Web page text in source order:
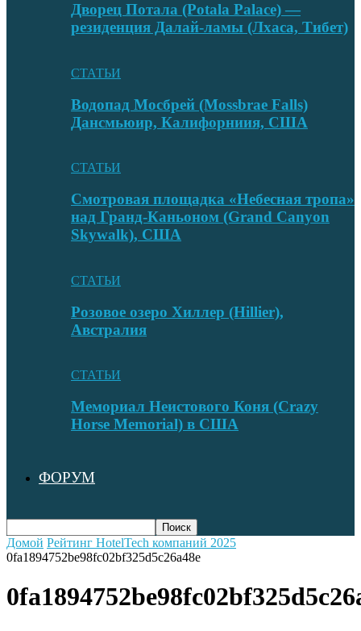
Дворец Потала (Potala Palace) —
резиденция Далай-ламы (Лхаса, Тибет)
СТАТЬИ
Водопад Мосбрей (Mossbrae Falls)
Дансмьюир, Калифорниия, США
СТАТЬИ
Смотровая площадка «Небесная тропа»
над Гранд-Каньоном (Grand Canyon
Skywalk), США
СТАТЬИ
Розовое озеро Хиллер (Hillier),
Австралия
СТАТЬИ
Мемориал Неистового Коня (Crazy
Horse Memorial) в США
ФОРУМ
Домой Рейтинг HotelTech компаний 2025
0fa1894752be98fc02bf325d5c26a48e